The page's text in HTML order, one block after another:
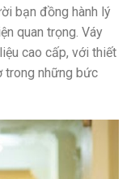
bạn đồng hành lý
quan trọng. Váy
cao cấp, với thiết
trong những bức